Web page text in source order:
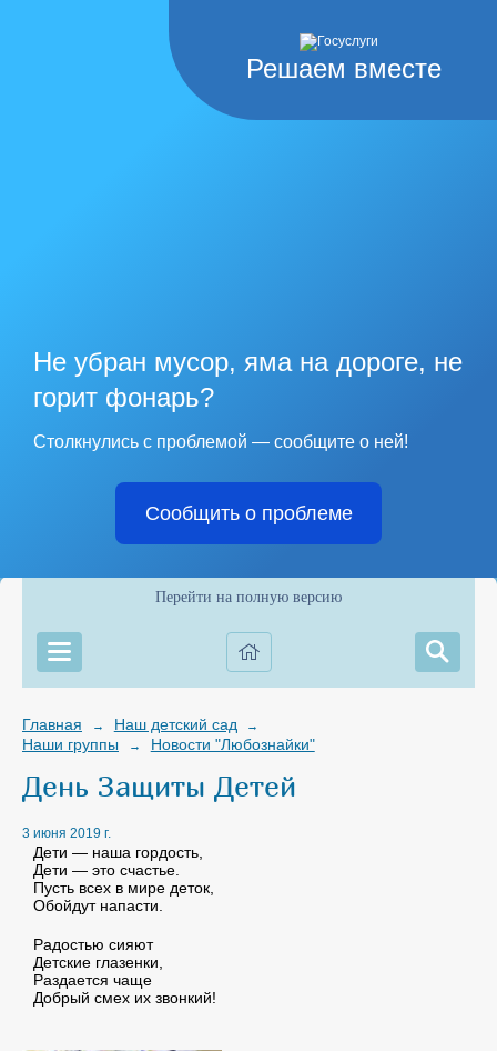
Решаем вместе
Не убран мусор, яма на дороге, не
горит фонарь?
Столкнулись с проблемой — сообщите о ней!
Сообщить о проблеме
Перейти на полную версию
Главная → Наш детский сад →
Наши группы → Новости "Любознайки"
День Защиты Детей
3 июня 2019 г.
Дети — наша гордость,
Дети — это счастье.
Пусть всех в мире деток,
Обойдут напасти.
Радостью сияют
Детские глазенки,
Раздается чаще
Добрый смех их звонкий!